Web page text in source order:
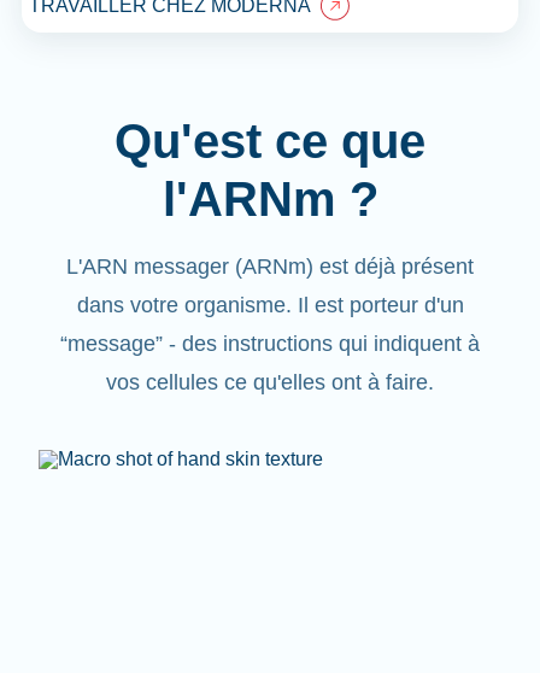
TRAVAILLER CHEZ MODERNA
Qu'est ce que
l'ARNm ?
L'ARN messager (ARNm) est déjà présent
dans votre organisme. Il est porteur d'un
“message” - des instructions qui indiquent à
vos cellules ce qu'elles ont à faire.